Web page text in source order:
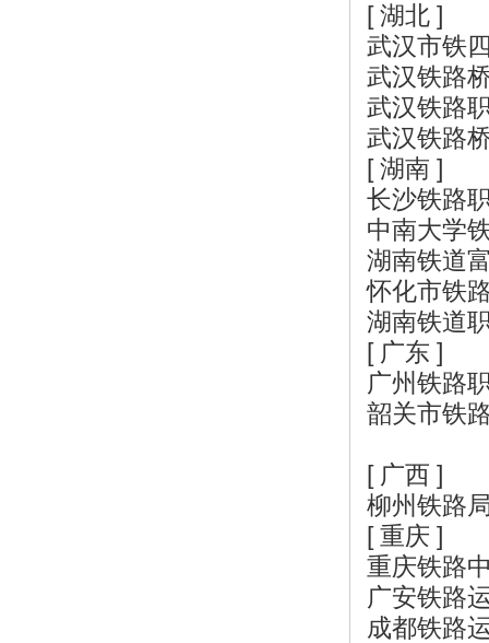
[ 湖北 ]
武汉市铁
武汉铁路
武汉铁路
武汉铁路
[ 湖南 ]
长沙铁路
中南大学
湖南铁道
怀化市铁
湖南铁道
[ 广东 ]
广州铁路
韶关市铁
[ 广西 ]
柳州铁路
[ 重庆 ]
重庆铁路
广安铁路
成都铁路